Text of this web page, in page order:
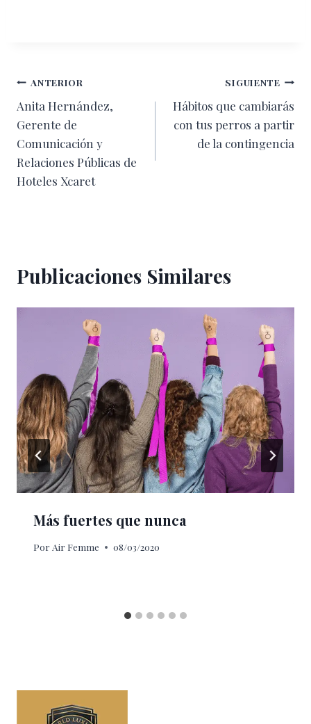
Navegación
de
entradas
ANTERIOR
Anita Hernández,
Gerente de
Comunicación y
Relaciones Públicas de
Hoteles Xcaret
SIGUIENTE
Hábitos que cambiarás
con tus perros a partir
de la contingencia
Publicaciones Similares
Más fuertes que nunca
Por Air Femme 08/03/2020